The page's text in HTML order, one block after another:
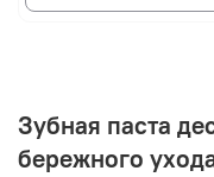
Зубная паста
бережного